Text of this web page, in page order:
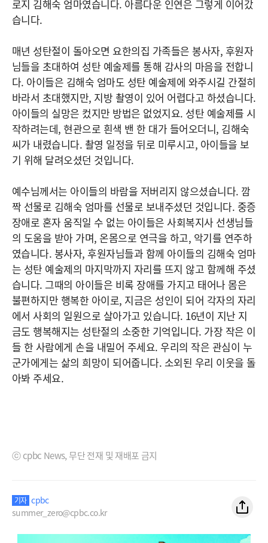
로지 김해숙 엄마였습니다. 아름다운 인연은 그렇게 이어갔
습니다.
매년 성탄절이 돌아오면 요한의집 가족들은 봉사자, 후원자
님들을 초대하여 성탄 예술제를 통해 감사의 마음을 전합니
다. 아이들은 김해숙 엄마도 성탄 예술제에 와주시길 간절히
바라서 초대했지만, 지방 촬영이 있어 어렵다고 하셨습니다.
아이들의 실망은 컸지만 방법은 없었지요. 성탄 예술제를 시
작하려는데, 현관으로 흰색 밴 한 대가 들어오더니, 김해숙
씨가 내렸습니다. 촬영 일정을 뒤로 미루시고, 아이들을 보
기 위해 달려오셨던 것입니다.
예수님께서는 아이들의 바람을 저버리지 않으셨습니다. 깜
짝 선물로 김해숙 엄마를 선물로 보내주셨던 것입니다. 중증
장애로 혼자 움직일 수 없는 아이들은 사회복지사 선생님들
의 도움을 받아 가며, 온몸으로 연극을 하고, 악기를 연주하
였습니다. 봉사자, 후원자님들과 함께 아이들의 김해숙 엄마
는 성탄 예술제의 마지막까지 자리를 뜨지 않고 함께해 주셨
습니다. 그때의 아이들은 비록 장애를 가지고 태어나 몸은
불편하지만 행복한 아이로, 지금은 성인이 되어 각자의 자리
에서 사회의 일원으로 살아가고 있습니다. 16년이 지난 지
금도 행복해지는 성탄절의 소중한 기억입니다. 가장 작은 이
들 한 사람에게 손을 내밀어 주세요. 우리의 작은 관심이 누
군가에게는 삶의 희망이 되어줍니다. 소외된 우리 이웃을 돌
아봐 주세요.
ⓒ cpbc News, 무단 전재 및 재배포 금지
기자 cpbc
summer_zero@cpbc.co.kr